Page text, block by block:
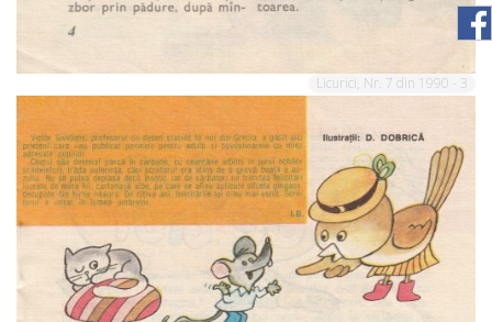
Licurici, Nr. 7 din 1990 - 3